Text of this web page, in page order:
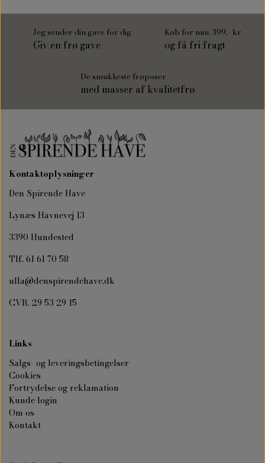
Jeg sender din gave for dig
Giv en frø gave
Køb for min. 399,- kr
og få fri fragt
De smukkeste frøposer
med masser af kvalitetfrø
Kontaktoplysninger
Den Spirende Have
Lynæs Havnevej 13
3390 Hundested
Tlf. 61 61 70 58
ulla@denspirendehave.dk
CVR. 29 53 29 15
Links
Salgs- og leveringsbetingelser
Cookies
Fortrydelse og reklamation
Kunde login
Om os
Kontakt